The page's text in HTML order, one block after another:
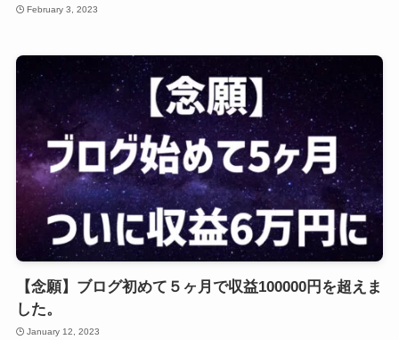
February 3, 2023
【念願】ブログ初めて５ヶ月で収益100000円を超えま
した。
January 12, 2023